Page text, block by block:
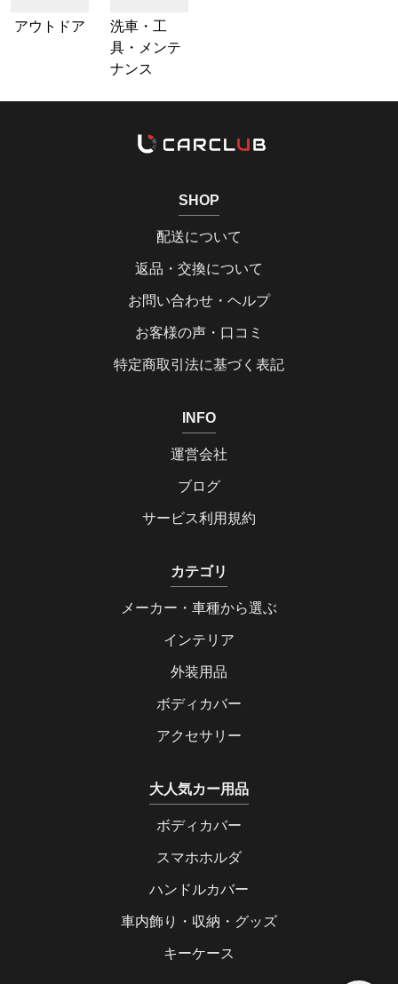
アウトドア
洗車・工
具・メンテ
ナンス
SHOP
配送について
返品・交換について
お問い合わせ・ヘルプ
お客様の声・口コミ
特定商取引法に基づく表記
INFO
運営会社
ブログ
サービス利用規約
カテゴリ
メーカー・車種から選ぶ
インテリア
外装用品
ボディカバー
アクセサリー
大人気カー用品
ボディカバー
スマホホルダ
ハンドルカバー
車内飾り・収納・グッズ
キーケース